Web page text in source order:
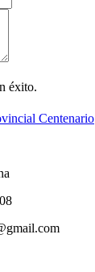
éxito.
Centenario